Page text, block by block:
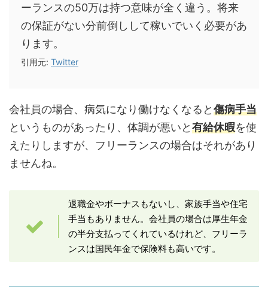
ーランスの50万は持つ意味が全く違う。将来
の保証がない分前倒しして稼いでいく必要があ
ります。
引用元: Twitter
会社員の場合、病気になり働けなくなると傷病手当
というものがあったり、体調が悪いと有給休暇を使
えたりしますが、フリーランスの場合はそれがあり
ませんね。
退職金やボーナスもないし、家族手当や住宅
手当もありません。会社員の場合は厚生年金
の半分支払ってくれているけれど、フリーラ
ンスは国民年金で保険料も高いです。